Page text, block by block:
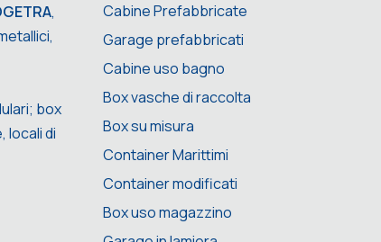
,
box
locali di
Cabine Prefabbricate
Garage prefabbricati
Cabine uso bagno
Box vasche di raccolta
Box su misura
Container Marittimi
Container modificati
Box uso magazzino